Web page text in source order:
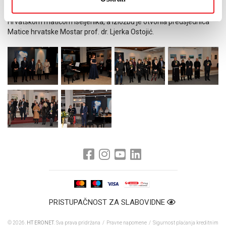
Cijeli projekt organiziran je u partnerstvu s Maticom hrvatskom i
Hrvatskom maticom iseljenika, a izložbu je otvorila predsjednica
Matice hrvatske Mostar prof. dr. Ljerka Ostojić.
PRISTUPAČNOST ZA SLABOVIDNE
© 2026. HT ERONET . Sva prava pridržana / Pravne napomene / Sigurnost plaćanja kreditnim